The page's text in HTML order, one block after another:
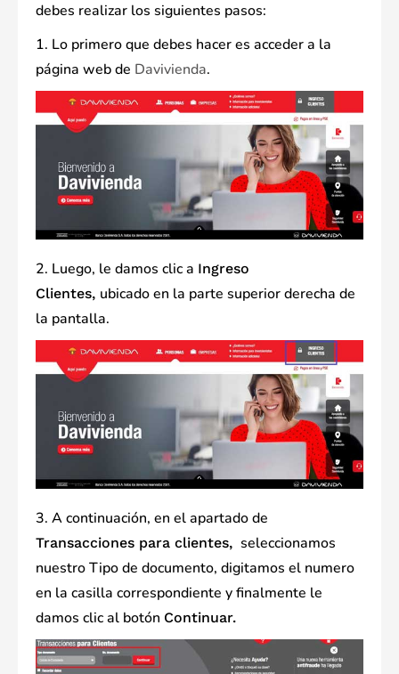
debes realizar los siguientes pasos:
1. Lo primero que debes hacer es acceder a la
página web de Davivienda.
2. Luego, le damos clic a Ingreso
Clientes, ubicado en la parte superior derecha de
la pantalla.
3. A continuación, en el apartado de
Transacciones para clientes, seleccionamos
nuestro Tipo de documento, digitamos el numero
en la casilla correspondiente y finalmente le
damos clic al botón Continuar.